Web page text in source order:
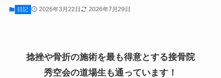
日記 2026年3月22日 2026年7月29日
捻挫や骨折の施術を最も得意とする接骨院
秀空会の道場生も通っています！